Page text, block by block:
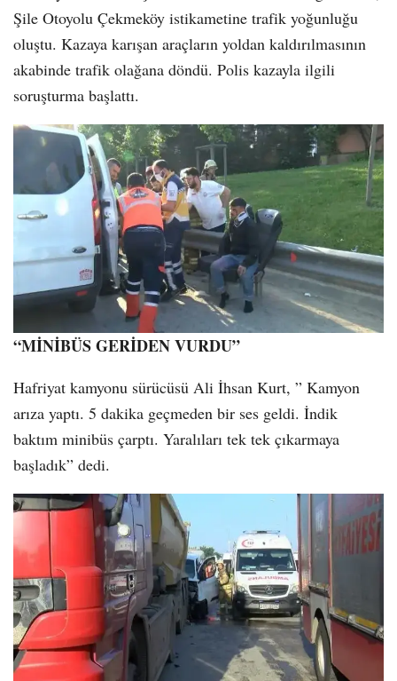
Şile Otoyolu Çekmeköy istikametine trafik yoğunluğu
oluştu. Kazaya karışan araçların yoldan kaldırılmasının
akabinde trafik olağana döndü. Polis kazayla ilgili
soruşturma başlattı.
“MİNİBÜS GERİDEN VURDU”
Hafriyat kamyonu sürücüsü Ali İhsan Kurt, ” Kamyon
arıza yaptı. 5 dakika geçmeden bir ses geldi. İndik
baktım minibüs çarptı. Yaralıları tek tek çıkarmaya
başladık” dedi.